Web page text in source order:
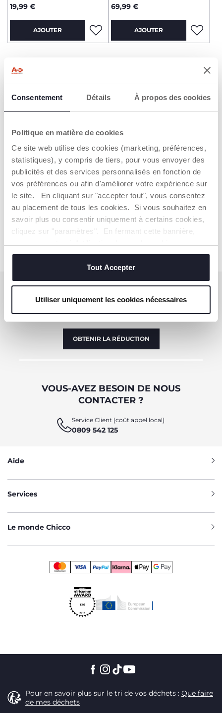
Consentement Détails À propos des cookies
Politique en matière de cookies
Ce site web utilise des cookies (marketing, préférences,
statistiques), y compris de tiers, pour vous envoyer des
publicités et des services personnalisés en fonction de
vos préférences ou afin d'améliorer votre expérience sur
le site. En cliquant sur "accepter tout", vous consentez
au placement de tous les cookies. Si vous souhaitez en
savoir plus ou consentir uniquement à certains cookies,
cliquez sur "paramètres". En fermant cette bannière,
techniques, qui sont essentiels au service demandé.
Tout Accepter
Utiliser uniquement les cookies nécessaires
19,99 €
AJOUTER
69,99 €
AJOUTER
Barrière de lit 135 cm
64,99 €
AJOUTER
Extension de barrière de
porte de 6 cm
15,99 €
AJOUTER
S'ABONNER À LA NEWSLETTER
Immédiatement pour vous un bon de 10 € à
dépenser en ligne.
OBTENIR LA RÉDUCTION
VOUS-AVEZ BESOIN DE NOUS
CONTACTER ?
Service Client [coût appel local]
0809 542 125
Aide
Services
Le monde Chicco
Pour en savoir plus sur le tri de vos déchets : Que faire
de mes déchets